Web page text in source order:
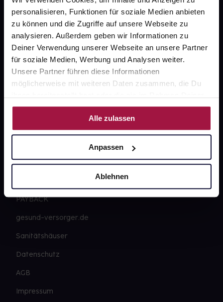
personalisieren, Funktionen für soziale Medien anbieten
zu können und die Zugriffe auf unsere Webseite zu
analysieren. Außerdem geben wir Informationen zu
Deiner Verwendung unserer Webseite an unsere Partner
für soziale Medien, Werbung und Analysen weiter.
Unsere Partner führen diese Informationen
möglicherweise mit weiteren Daten zusammen, die Du
Nutzung der Dienste gesammelt haben.
Alle zulassen
Anpassen
Ablehnen
Kontakt
FAQ
Widerrufsformular
Newsletter
Barrierefreiheitserklärung
PAYBACK
gesund-versorger.de
Sanitätshäuser
Datenschutz
AGB
Impressum